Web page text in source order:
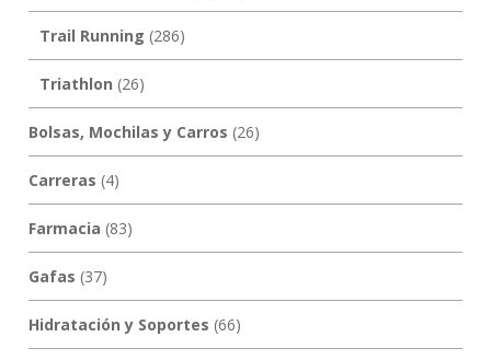
Trail Running (286)
Triathlon (26)
Bolsas, Mochilas y Carros (26)
Carreras (4)
Farmacia (83)
Gafas (37)
Hidratación y Soportes (66)